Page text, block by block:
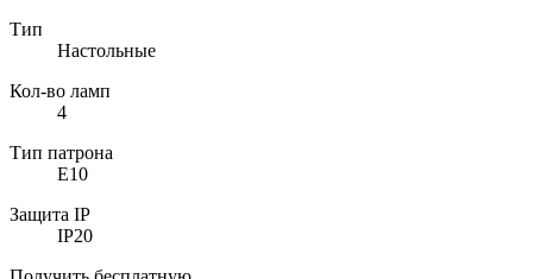
Тип
Настольные
Кол-во ламп
4
Тип патрона
E10
Защита IP
IP20